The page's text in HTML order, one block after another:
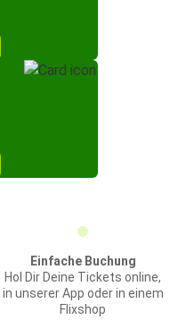
Einfache Buchung
Hol Dir Deine Tickets online,
in unserer App oder in einem
Flixshop